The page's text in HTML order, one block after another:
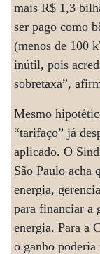
mais R$ 1,3
ser pago como
(menos de 100
inútil, pois
sobretaxa”,
Mesmo
“tarifaço” já
aplicado. O
São Paulo acha
energia,
para financiar a
energia. Para a
o ganho